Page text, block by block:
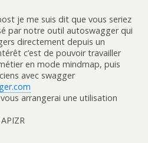
je me suis dit que vous seriez
par notre outil autoswagger qui
directement depuis un
c’est de pouvoir travailler
en mode mindmap, puis
avec swagger
arrangerai une utilisation